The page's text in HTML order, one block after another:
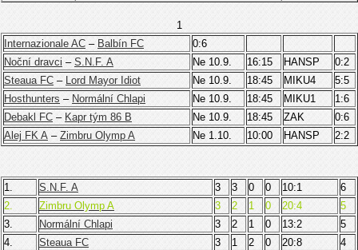
1
Internazionale AC – Balbín FC
0:6
Noční dravci – S.N.F. A Ne 10.9. 16:15 HANSP
0:2
Steaua FC – Lord Mayor Idiot Ne 10.9. 18:45 MIKU4
5:5
Hosthunters – Normální Chlapi Ne 10.9. 18:45 MIKU1
1:6
Debakl FC – Kapr tým 86 B Ne 10.9. 18:45 ZAK
0:6
Alej FK A – Zimbru Olymp A Ne 1.10. 10:00 HANSP 2:2
1. S.N.F. A 3 3 0 0 10:1
6
2.
Zimbru Olymp A 3 2 1 0 20:4
5
3.
Normální Chlapi 3 2 1 0 13:2
5
4.
Steaua FC 3 1 2 0 20:8
4